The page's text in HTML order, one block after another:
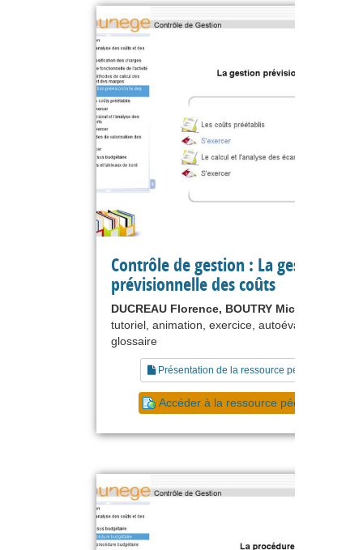
Contrôle de gestion : La gestion
prévisionnelle des coûts
DUCREAU Florence, BOUTRY Michel
tutoriel, animation, exercice, autoévaluation,
glossaire
Présentation de la ressource pédagogique
Accéder à la ressource pédagogique